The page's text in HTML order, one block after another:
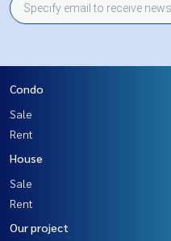
Condo
Sale
Rent
House
Sale
Rent
Our project